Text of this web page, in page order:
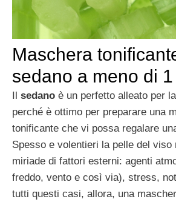
Maschera
sedano a meno di
Il sedano è un perfetto alleato per
perché è ottimo per preparare una
tonificante che vi possa regalare
Spesso e volentieri la pelle del viso
miriade di fattori esterni: agenti
freddo, vento e così via), stress,
tutti questi casi, allora, una